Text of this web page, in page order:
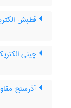
قطبش
چینی
آذرسنج